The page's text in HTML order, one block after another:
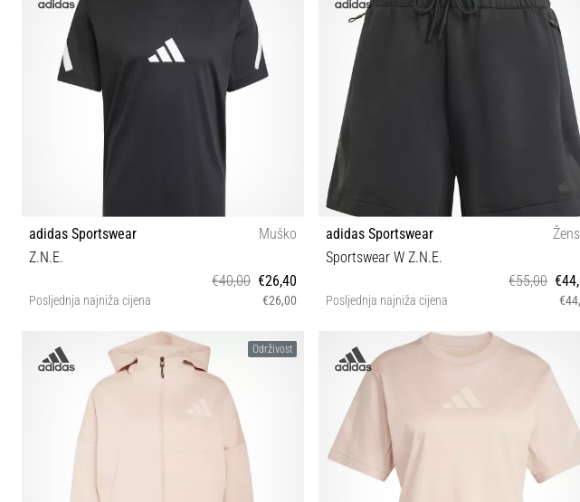
adidas Sportswear
Muško
Z.N.E.
€40,00 €26,40
Posljednja najniža cijena €26,00
S M L
adidas Sportswear
Sportswear W Z.N.E.
€55,00
Posljednja najniža cijena
Održivost